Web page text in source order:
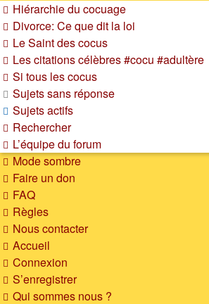
Hiérarchie du cocuage
Divorce: Ce que dit la loi
Le Saint des cocus
Les citations célèbres #cocu #adultère
Si tous les cocus
Sujets sans réponse
Sujets actifs
Rechercher
L’équipe du forum
Mode sombre
Faire un don
FAQ
Règles
Nous contacter
Accueil
Connexion
S’enregistrer
Qui sommes nous ?